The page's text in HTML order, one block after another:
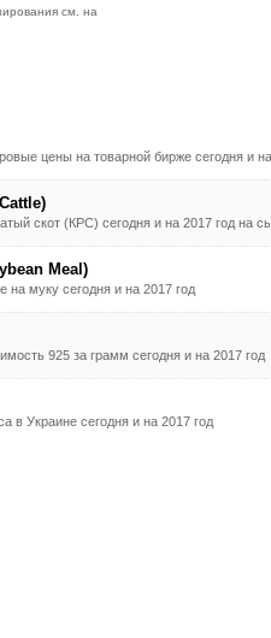
см. на
цены на товарной бирже сегодня и
скот (КРС) сегодня и на 2017 год на
Meal)
муку сегодня и на 2017 год
925 за грамм сегодня и на 2017 год
в Украине сегодня и на 2017 год